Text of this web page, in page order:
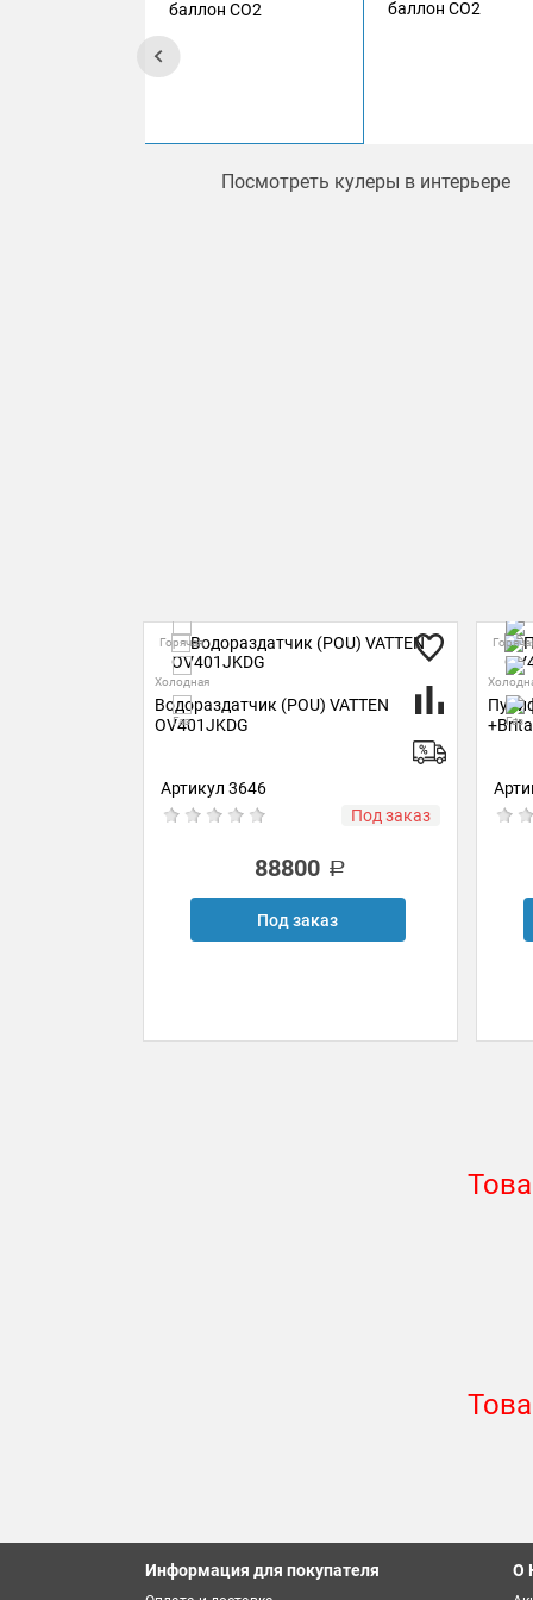
Посмотреть кулеры в интерьере
Горячая
Холодная
Газ
Водораздатчик (POU) VATTEN
OV401JKDG
Артикул 3646
Под заказ
88800
Под заказ
Газ
Информация для покупателя О